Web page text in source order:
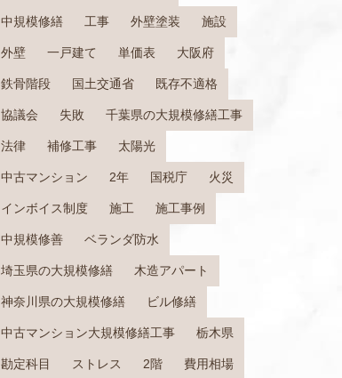
中規模修繕 工事 外壁塗装 施設
外壁 一戸建て 単価表 大阪府
鉄骨階段 国土交通省 既存不適格
協議会 失敗 千葉県の大規模修繕工事
法律 補修工事 太陽光
中古マンション 2年 国税庁 火災
インボイス制度 施工 施工事例
中規模修善 ベランダ防水
埼玉県の大規模修繕 木造アパート
神奈川県の大規模修繕 ビル修繕
中古マンション大規模修繕工事 栃木県
勘定科目 ストレス 2階 費用相場